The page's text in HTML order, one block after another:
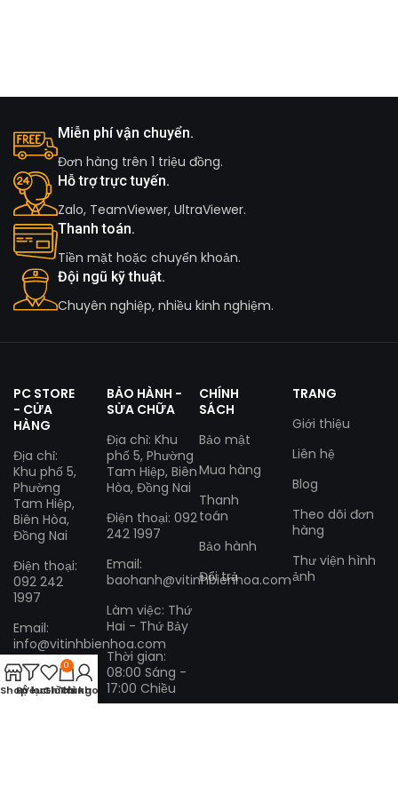
Miễn phí vận chuyển.
Đơn hàng trên 1 triệu đồng.
Hỗ trợ trực tuyến.
Zalo, TeamViewer, UltraViewer.
Thanh toán.
Tiền mặt hoặc chuyển khoản.
Đội ngũ kỹ thuật.
Chuyên nghiệp, nhiều kinh nghiệm.
PC STORE
- CỬA
HÀNG
Địa chỉ:
Khu phố 5,
Phường
Tam Hiệp,
Biên Hòa,
Đồng Nai
Điện thoại:
092 242
1997
Email:
info@vitinhbienhoa.com
Làm việc:
Thứ Hai -
BẢO HÀNH -
SỬA CHỮA
Địa chỉ: Khu
phố 5, Phường
Tam Hiệp, Biên
Hòa, Đồng Nai
Điện thoại: 092
242 1997
Email:
baohanh@vitinhbienhoa.com
Làm việc: Thứ
Hai - Thứ Bảy
Thời gian:
08:00 Sáng -
17:00 Chiều
CHÍNH
SÁCH
Bảo mật
Mua hàng
Thanh
toán
Bảo hành
Đổi trả
TRANG
Giới thiệu
Liên hệ
Blog
Theo dõi đơn
hàng
Thư viện hình
ảnh
ShopBộ lọc
Yêu thích
0
Giỏ hàng
Tài khoản